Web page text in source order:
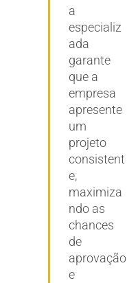
a
especializ
ada
garante
que a
empresa
apresente
um
projeto
consistent
e,
maximiza
ndo as
chances
de
aprovação
e